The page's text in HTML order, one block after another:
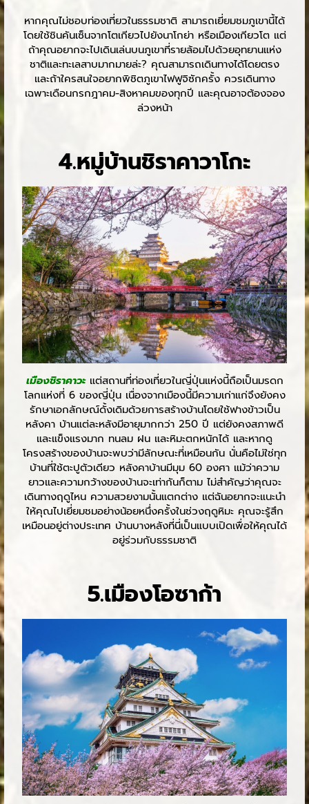
หากคุณไม่ชอบท่องเที่ยวในธรรมชาติ สามารถเยี่ยมชมภูเขานี้ได้
โดยใช้ชินคันเซ็นจากโตเกียวไปยังนาโกย่า หรือเมืองเกียวโต แต่
ถ้าคุณอยากจะไปเดินเล่นบนภูเขาที่รายล้อมไปด้วยอุทยานแห่ง
ชาติและทะเลสาบมากมายล่ะ? คุณสามารถเดินทางได้โดยตรง
และถ้าใครสนใจอยากพิชิตภูเขาไฟฟูจิซักครั้ง ควรเดินทาง
เฉพาะเดือนกรกฎาคม-สิงหาคมของทุกปี และคุณอาจต้องจอง
ล่วงหน้า
4.หมู่บ้านชิราคาวาโกะ
เมืองชิราคาวะแต่สถานที่ท่องเที่ยวในญี่ปุ่นแห่งนี้ถือเป็นมรดก
โลกแห่งที่ 6 ของญี่ปุ่น เนื่องจากเมืองนี้มีความเก่าแก่จึงยังคง
รักษาเอกลักษณ์ดั้งเดิมด้วยการสร้างบ้านโดยใช้ฟางข้าวเป็น
หลังคา บ้านแต่ละหลังมีอายุมากกว่า 250 ปี แต่ยังคงสภาพดี
และแข็งแรงมาก ทนลม ฝน และหิมะตกหนักได้ และหากดู
โครงสร้างของบ้านจะพบว่ามีลักษณะที่เหมือนกัน นั่นคือไม่ใช่ทุก
บ้านที่ใช้ตะปูตัวเดียว หลังคาบ้านมีมุม 60 องศา แม้ว่าความ
ยาวและความกว้างของบ้านจะเท่ากันก็ตาม ไม่สำคัญว่าคุณจะ
เดินทางฤดูไหน ความสวยงามนั้นแตกต่าง แต่ฉันอยากจะแนะนำ
ให้คุณไปเยี่ยมชมอย่างน้อยหนึ่งครั้งในช่วงฤดูหิมะ คุณจะรู้สึก
เหมือนอยู่ต่างประเทศ บ้านบางหลังที่นี่เป็นแบบเปิดเพื่อให้คุณได้
อยู่ร่วมกับธรรมชาติ
5.เมืองโอซาก้า